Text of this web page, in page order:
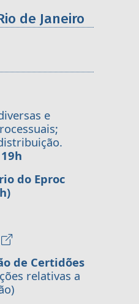
de Janeiro
e
do Eproc
de Certidões
relativas a